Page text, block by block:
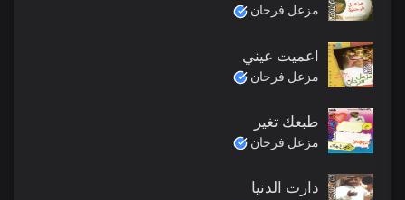
مزعل فرحان
اعميت عيني
مزعل فرحان
طبعك تغير
مزعل فرحان
دارت الدنيا